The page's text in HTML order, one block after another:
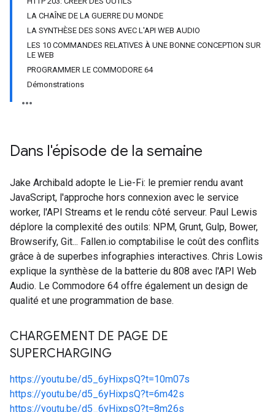
LA CHAÎNE DE LA GUERRE DU MONDE
LA SYNTHÈSE DES SONS AVEC L'API WEB AUDIO
LES 10 COMMANDES RELATIVES À UNE BONNE CONCEPTION SUR
LE WEB
PROGRAMMER LE COMMODORE 64
Démonstrations
Dans l'épisode de la semaine
Jake Archibald adopte le Lie-Fi: le premier rendu avant
JavaScript, l'approche hors connexion avec le service
worker, l'API Streams et le rendu côté serveur. Paul Lewis
déplore la complexité des outils: NPM, Grunt, Gulp, Bower,
Browserify, Git... Fallen.io comptabilise le coût des conflits
grâce à de superbes infographies interactives. Chris Lowis
explique la synthèse de la batterie du 808 avec l'API Web
Audio. Le Commodore 64 offre également un design de
qualité et une programmation de base.
CHARGEMENT DE PAGE DE
SUPERCHARGING
https://youtu.be/d5_6yHixpsQ?t=10m07s
https://youtu.be/d5_6yHixpsQ?t=6m42s
https://youtu.be/d5_6yHixpsQ?t=8m26s